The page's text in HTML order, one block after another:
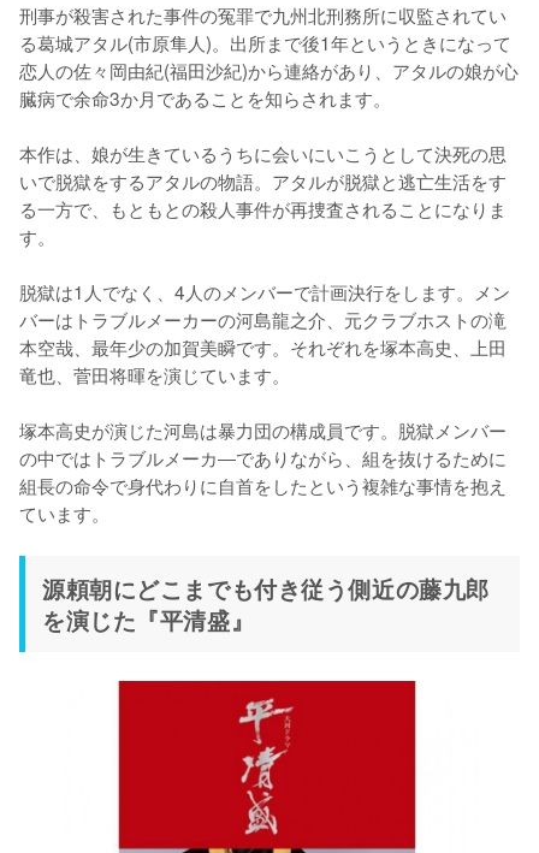
刑事が殺害された事件の冤罪で九州北刑務所に収監されてい
る葛城アタル(市原隼人)。出所まで後1年というときになって
恋人の佐々岡由紀(福田沙紀)から連絡があり、アタルの娘が心
臓病で余命3か月であることを知らされます。
本作は、娘が生きているうちに会いにいこうとして決死の思
いで脱獄をするアタルの物語。アタルが脱獄と逃亡生活をす
る一方で、もともとの殺人事件が再捜査されることになりま
す。
脱獄は1人でなく、4人のメンバーで計画決行をします。メン
バーはトラブルメーカーの河島龍之介、元クラブホストの滝
本空哉、最年少の加賀美瞬です。それぞれを塚本高史、上田
竜也、菅田将暉を演じています。
塚本高史が演じた河島は暴力団の構成員です。脱獄メンバー
の中ではトラブルメーカ―でありながら、組を抜けるために
組長の命令で身代わりに自首をしたという複雑な事情を抱え
ています。
源頼朝にどこまでも付き従う側近の藤九郎
を演じた『平清盛』